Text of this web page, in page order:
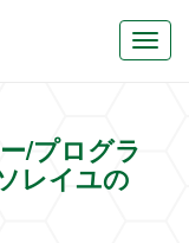
/プログラ
レイユの